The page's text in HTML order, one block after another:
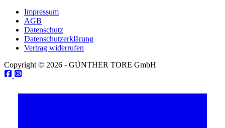
Impressum
AGB
Datenschutz
Datenschutzerklärung
Vertrag widerrufen
Copyright © 2026 - GÜNTHER TORE GmbH